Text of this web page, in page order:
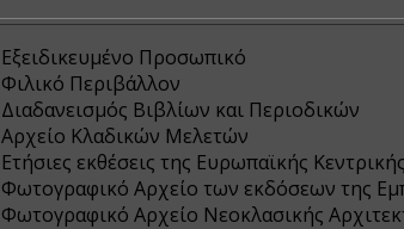
Εξειδικευμένο Προσωπικό
Φιλικό Περιβάλλον
Διαδανεισμός Βιβλίων και Περιοδικών
Αρχείο Κλαδικών Μελετών
Ετήσιες εκθέσεις της Ευρωπαϊκής
Φωτογραφικό Αρχείο των εκδόσεων της
Φωτογραφικό Αρχείο Νεοκλασικής